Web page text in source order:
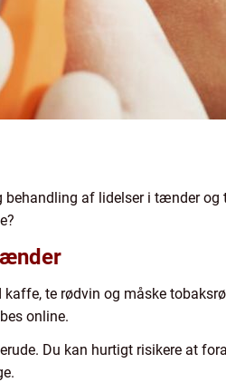
af lidelser i tænder
te rødvin og måske
online.
Du kan hurtigt risikere at